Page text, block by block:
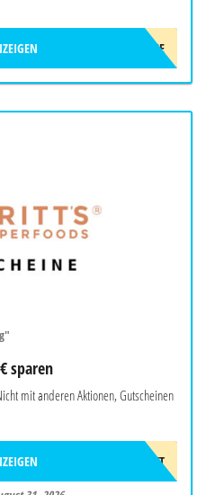
LUNCHME
sparen
mit anderen Aktionen, Gutscheinen
75€RABATT